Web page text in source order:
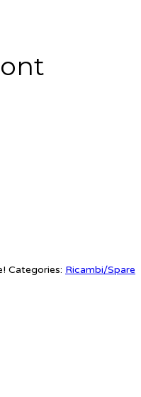
Categories: Ricambi/Spare